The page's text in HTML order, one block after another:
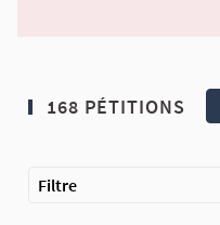
168 PÉTITIONS
Filtre